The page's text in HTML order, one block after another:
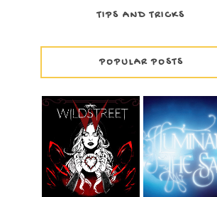
TIPS AND TRICKS
POPULAR POSTS
WILDSTREET -
WHEN IT'S GONE
THE SAND -
ILUMÍNAME